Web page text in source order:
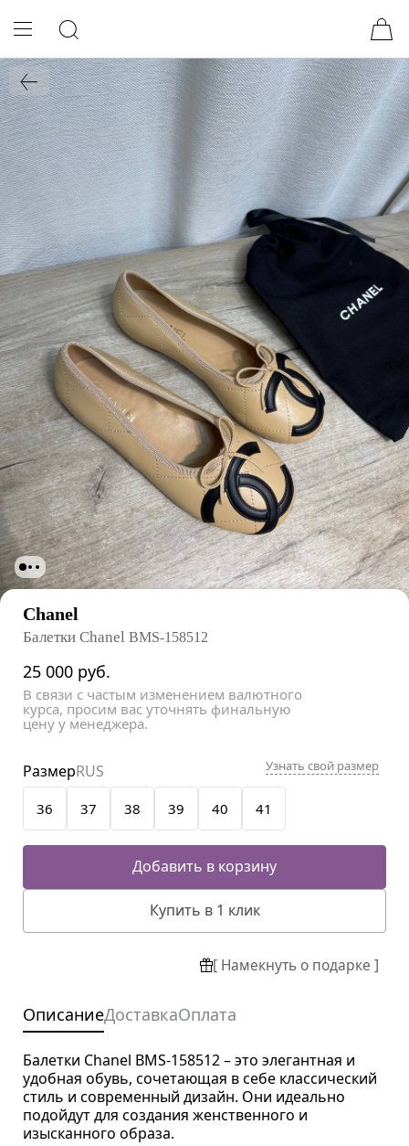
Chanel
Балетки Chanel BMS-158512
25 000 руб.
В связи с частым изменением валютного
курса, просим вас уточнять финальную
цену у менеджера.
36 37 38 39 40 41
РазмерRUS Узнать свой размер
Добавить в корзину
Купить в 1 клик
[ Намекнуть о подарке ]
ОписаниеДоставкаОплата
Балетки Chanel BMS-158512 – это элегантная и
удобная обувь, сочетающая в себе классический
стиль и современный дизайн. Они идеально
подойдут для создания женственного и
изысканного образа.